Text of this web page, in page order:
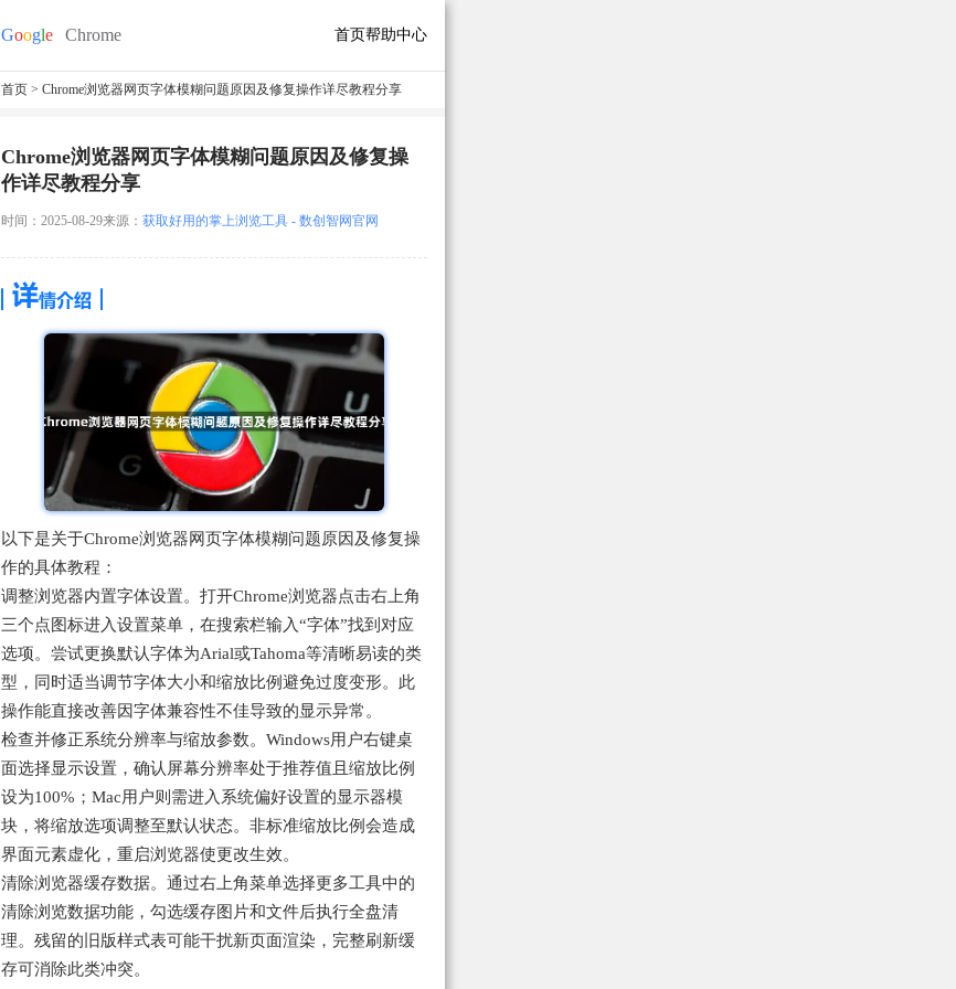
首页帮助中心
首页 > Chrome浏览器网页字体模糊问题原因及修复操作详尽教程分享
Chrome浏览器网页字体模糊问题原因及修复操
作详尽教程分享
时间：2025-08-29来源： 获取好用的掌上浏览工具 - 数创智网官网
以下是关于Chrome浏览器网页字体模糊问题原因及修复操
作的具体教程：
调整浏览器内置字体设置。打开Chrome浏览器点击右上角
三个点图标进入设置菜单，在搜索栏输入“字体”找到对应
选项。尝试更换默认字体为Arial或Tahoma等清晰易读的类
型，同时适当调节字体大小和缩放比例避免过度变形。此
操作能直接改善因字体兼容性不佳导致的显示异常。
检查并修正系统分辨率与缩放参数。Windows用户右键桌
面选择显示设置，确认屏幕分辨率处于推荐值且缩放比例
设为100%；Mac用户则需进入系统偏好设置的显示器模
块，将缩放选项调整至默认状态。非标准缩放比例会造成
界面元素虚化，重启浏览器使更改生效。
清除浏览器缓存数据。通过右上角菜单选择更多工具中的
清除浏览数据功能，勾选缓存图片和文件后执行全盘清
理。残留的旧版样式表可能干扰新页面渲染，完整刷新缓
存可消除此类冲突。